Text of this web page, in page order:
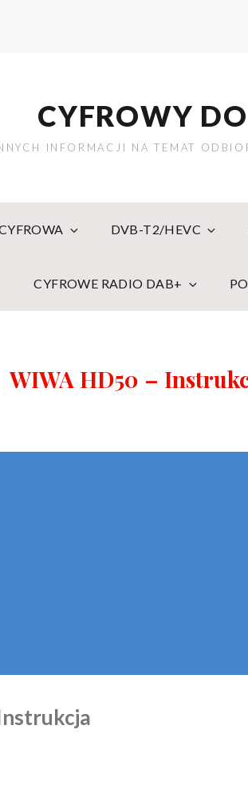
CYFROWY
INFORMACJI NA TEMAT
DVB-T2/HEVC
CYFROWE RADIO DAB+
WIWA HD50 –